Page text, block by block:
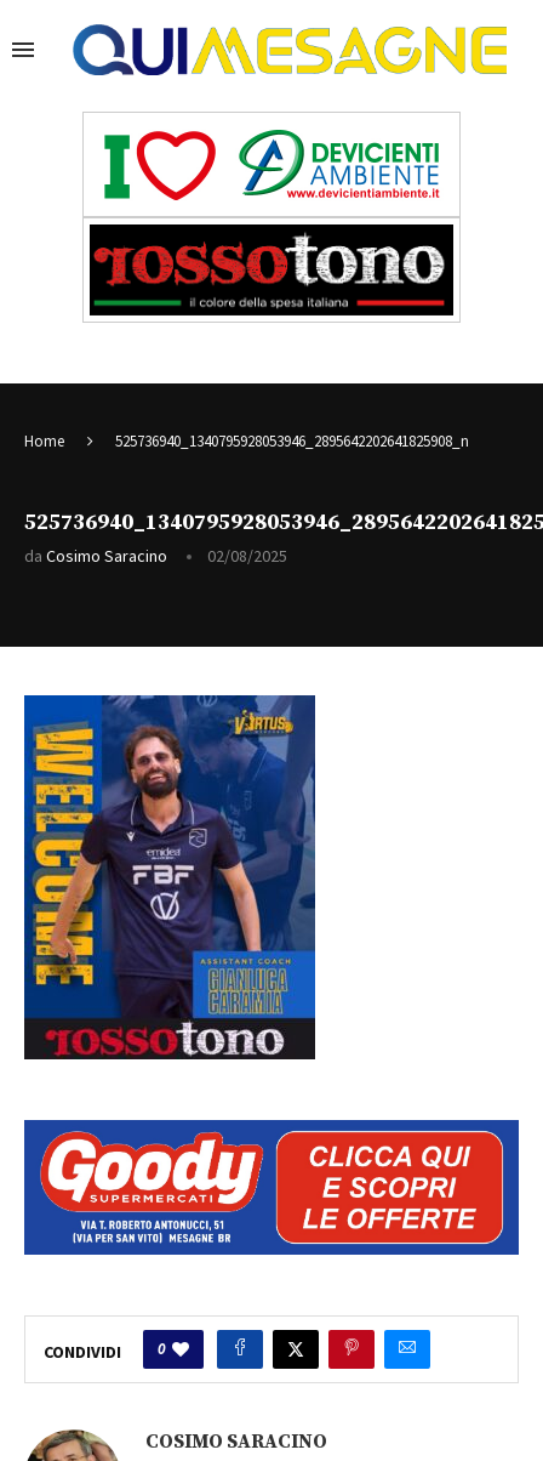
Home 525736940_1340795928053946_2895642202641825908_n
da Cosimo Saracino 02/08/2025
CONDIVIDI 0
COSIMO SARACINO